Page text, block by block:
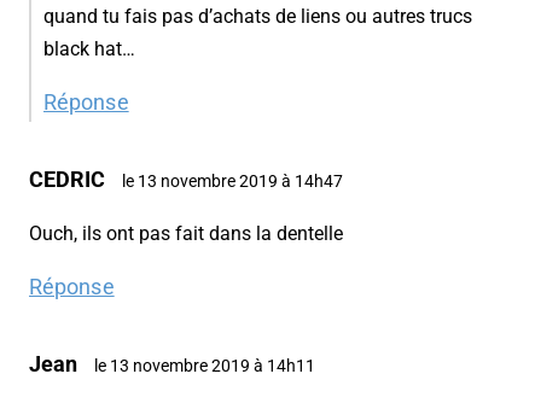
quand tu fais pas d’achats de liens ou autres trucs
black hat…
Réponse
CEDRIC le 13 novembre 2019 à 14h47
Ouch, ils ont pas fait dans la dentelle
Réponse
Jean le 13 novembre 2019 à 14h11